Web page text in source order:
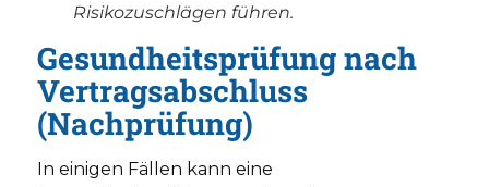
Risikozuschlägen führen.
Gesundheitsprüfung nach
Vertragsabschluss
(Nachprüfung)
In einigen Fällen kann eine